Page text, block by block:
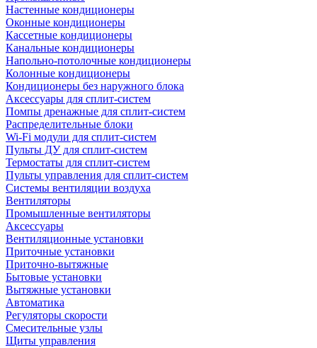
Настенные кондиционеры
Оконные кондиционеры
Кассетные кондиционеры
Канальные кондиционеры
Напольно-потолочные кондиционеры
Колонные кондиционеры
Кондиционеры без наружного блока
Аксессуары для сплит-систем
Помпы дренажные для сплит-систем
Распределительные блоки
Wi-Fi модули для сплит-систем
Пульты ДУ для сплит-систем
Термостаты для сплит-систем
Пульты управления для сплит-систем
Системы вентиляции воздуха
Вентиляторы
Промышленные вентиляторы
Аксессуары
Вентиляционные установки
Приточные установки
Приточно-вытяжные
Бытовые установки
Вытяжные установки
Автоматика
Регуляторы скорости
Смесительные узлы
Щиты управления